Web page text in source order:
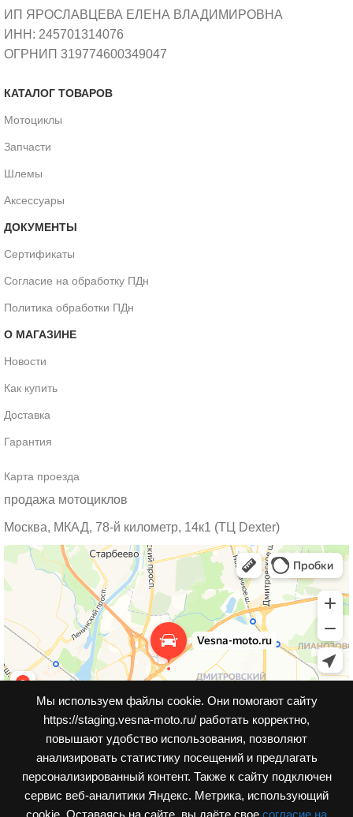
Мы используем файлы cookie. Они помогают сайту
https://staging.vesna-moto.ru/ работать корректно,
повышают удобство использования, позволяют
анализировать статистику посещений и предлагать
персонализированный контент. Также к cайту подключен
сервис веб-аналитики Яндекс. Метрика, использующий
ИП ЯРОСЛАВЦЕВА ЕЛЕНА ВЛАДИМИРОВНА
ИНН: 245701314076
ОГРНИП 319774600349047
КАТАЛОГ ТОВАРОВ
Мотоциклы
Запчасти
Шлемы
Аксессуары
ДОКУМЕНТЫ
Сертификаты
Согласие на обработку ПДн
Политика обработки ПДн
О МАГАЗИНЕ
Новости
Как купить
Доставка
Гарантия
Карта проезда
продажа мотоциклов
Москва, МКАД, 78-й километр, 14к1 (ТЦ Dexter)